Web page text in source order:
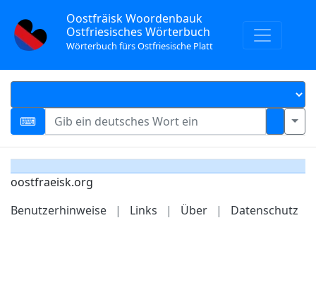
Oostfräisk Woordenbauk
Ostfriesisches Wörterbuch
Wörterbuch fürs Ostfriesische Platt
oostfraeisk.org
Benutzerhinweise
| Links | Über | Datenschutz